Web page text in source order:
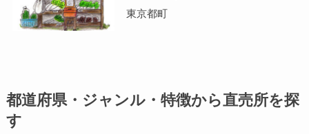
東京都町
都道府県・ジャンル・特徴から直売所を探
す